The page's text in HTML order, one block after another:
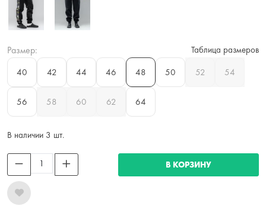
Размер:
Таблица размеров
40
42 44 46 48 50 52 54
56 58 60 62 64
В наличии 3 шт.
В КОРЗИНУ